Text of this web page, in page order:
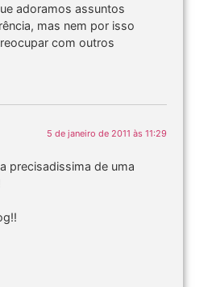
adoramos assuntos
mas nem por isso
com outros
5 de janeiro de 2011 às 11:29
precisadissima de uma